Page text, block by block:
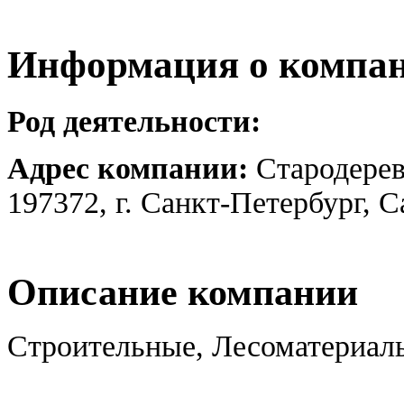
Информация о
Род деятельности:
Адрес компании:
197372, г. Санкт-Петербург,
Описание компании
Строительные,